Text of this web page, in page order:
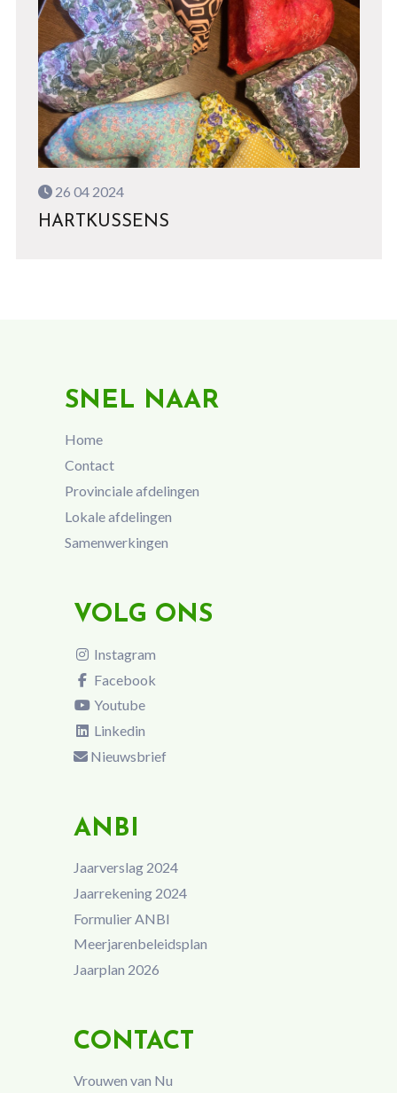
26 04 2024
HARTKUSSENS
SNEL NAAR
Home
Contact
Provinciale afdelingen
Lokale afdelingen
Samenwerkingen
VOLG ONS
Instagram
Facebook
Youtube
Linkedin
Nieuwsbrief
ANBI
Jaarverslag 2024
Jaarrekening 2024
Formulier ANBI
Meerjarenbeleidsplan
Jaarplan 2026
CONTACT
Vrouwen van Nu